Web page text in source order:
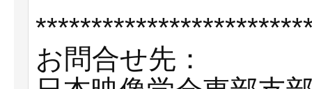
お問合せ先：